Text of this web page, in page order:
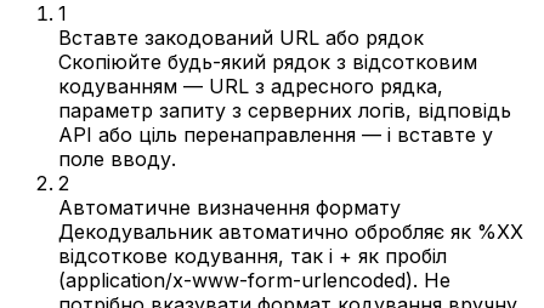
1
Вставте закодований URL або рядок
Скопіюйте будь-який рядок з відсотковим
кодуванням — URL з адресного рядка,
параметр запиту з серверних логів, відповідь
API або ціль перенаправлення — і вставте у
поле вводу.
2
Автоматичне визначення формату
Декодувальник автоматично обробляє як %XX
відсоткове кодування, так і + як пробіл
(application/x-www-form-urlencoded). Не